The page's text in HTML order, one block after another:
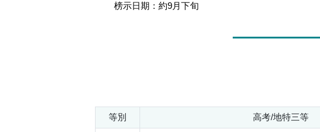
榜示日期：約9月下旬
等別 高考/地特三等